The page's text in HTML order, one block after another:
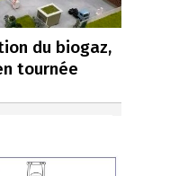
du biogaz,
tournée